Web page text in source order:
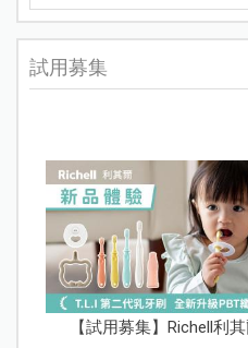
試用募集
【試用募集】Richell利